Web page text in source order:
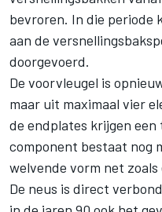
bevroren. In die periode
aan de
doorgevoerd.
De voorvleugel is
maar uit maximaal vier
de endplates krijgen
component bestaat nog
welvende vorm net
De neus is direct